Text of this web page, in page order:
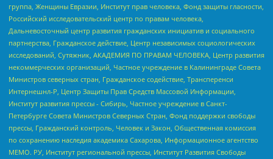
группа, Женщины Евразии, Институт прав человека, Фонд защиты гласности,
Российский исследовательский центр по правам человека,
Дальневосточный центр развития гражданских инициатив и социального
партнерства, Гражданское действие, Центр независимых социологических
исследований, Сутяжник, АКАДЕМИЯ ПО ПРАВАМ ЧЕЛОВЕКА, Центр развития
некоммерческих организаций, Частное учреждение в Калининграде Совета
Министров северных стран, Гражданское содействие, Трансперенси
Интернешнл-Р, Центр Защиты Прав Средств Массовой Информации,
Институт развития прессы - Сибирь, Частное учреждение в Санкт-
Петербурге Совета Министров Северных Стран, Фонд поддержки свободы
прессы, Гражданский контроль, Человек и Закон, Общественная комиссия
по сохранению наследия академика Сахарова, Информационное агентство
МЕМО. РУ, Институт региональной прессы, Институт Развития Свободы